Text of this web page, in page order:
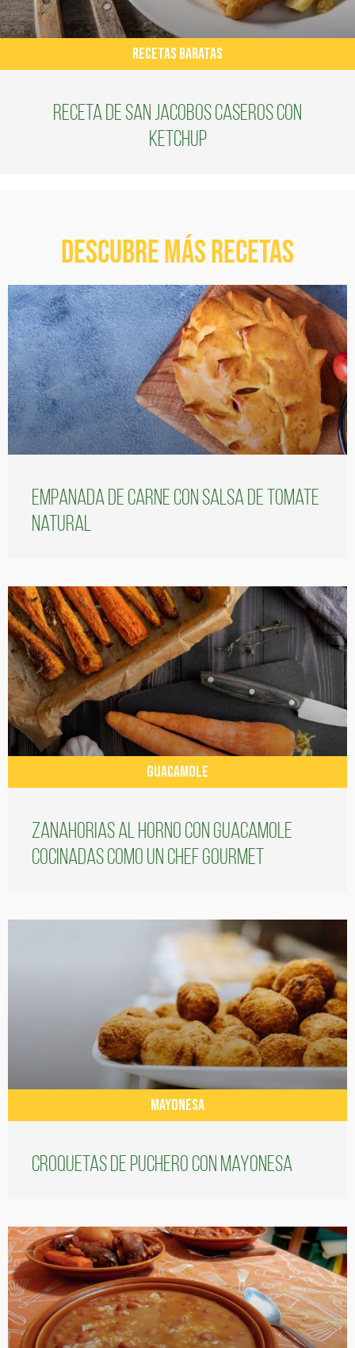
RECETAS BARATAS
Receta de san jacobos caseros con
ketchup
Descubre más recetas
Empanada de carne con salsa de tomate
natural
GUACAMOLE
Zanahorias al horno con guacamole
cocinadas como un chef gourmet
MAYONESA
Croquetas de puchero con Mayonesa